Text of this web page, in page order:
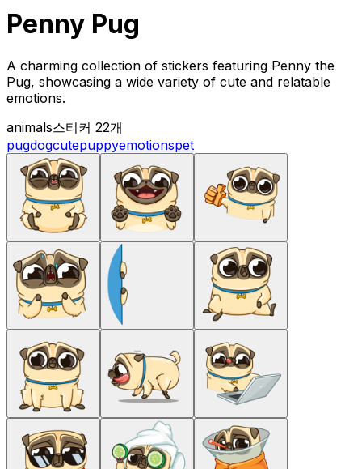
Penny Pug
A charming collection of stickers featuring Penny the
Pug, showcasing a wide variety of cute and relatable
emotions.
animals스티커 22개
pugdogcutepuppyemotionspet